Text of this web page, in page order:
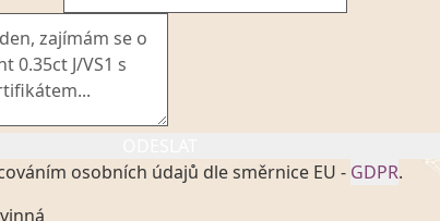
osobních údajů dle směrnice EU - GDPR.
odkaz, v souladu se zákonem č. 101/2000 Sb. v